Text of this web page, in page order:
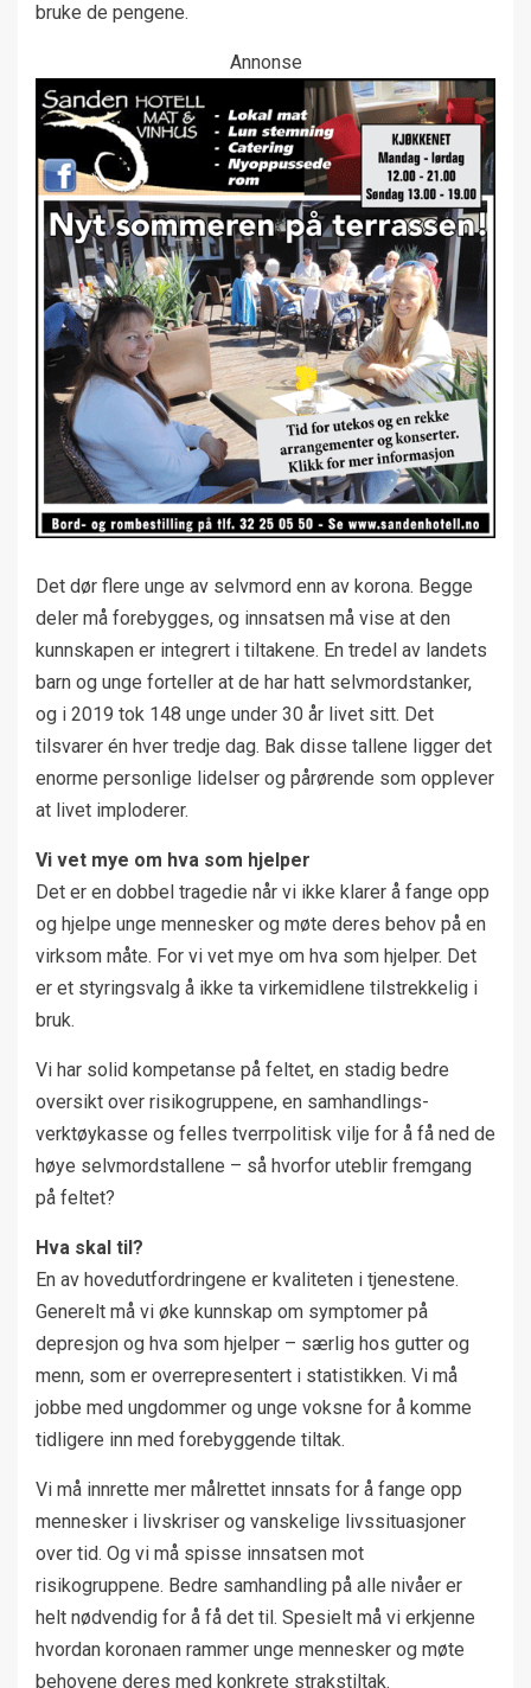
bruke de pengene.
Annonse
Det dør flere unge av selvmord enn av korona. Begge
deler må forebygges, og innsatsen må vise at den
kunnskapen er integrert i tiltakene. En tredel av landets
barn og unge forteller at de har hatt selvmordstanker,
og i 2019 tok 148 unge under 30 år livet sitt. Det
tilsvarer én hver tredje dag. Bak disse tallene ligger det
enorme personlige lidelser og pårørende som opplever
at livet imploderer.
Vi vet mye om hva som hjelper
Det er en dobbel tragedie når vi ikke klarer å fange opp
og hjelpe unge mennesker og møte deres behov på en
virksom måte. For vi vet mye om hva som hjelper. Det
er et styringsvalg å ikke ta virkemidlene tilstrekkelig i
bruk.
Vi har solid kompetanse på feltet, en stadig bedre
oversikt over risikogruppene, en samhandlings-
verktøykasse og felles tverrpolitisk vilje for å få ned de
høye selvmordstallene – så hvorfor uteblir fremgang
på feltet?
Hva skal til?
En av hovedutfordringene er kvaliteten i tjenestene.
Generelt må vi øke kunnskap om symptomer på
depresjon og hva som hjelper – særlig hos gutter og
menn, som er overrepresentert i statistikken. Vi må
jobbe med ungdommer og unge voksne for å komme
tidligere inn med forebyggende tiltak.
Vi må innrette mer målrettet innsats for å fange opp
mennesker i livskriser og vanskelige livssituasjoner
over tid. Og vi må spisse innsatsen mot
risikogruppene. Bedre samhandling på alle nivåer er
helt nødvendig for å få det til. Spesielt må vi erkjenne
hvordan koronaen rammer unge mennesker og møte
behovene deres med konkrete strakstiltak.